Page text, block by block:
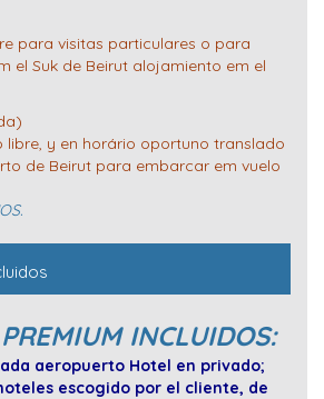
para visitas particulares o para
el Suk de Beirut alojamiento em el
libre, y en horário oportuno translado
de Beirut para embarcar em vuelo
INCLUIDOS:
aeropuerto Hotel en privado;
escogido por el cliente, de